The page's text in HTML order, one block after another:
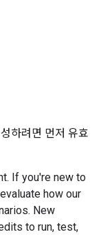
하려면 먼저 유효
If you're new to
how our
New
to run, test,